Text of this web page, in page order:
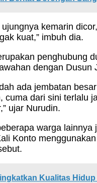
kemarin
kuat,” imbuh dia.
penghubung
dengan Dusun
ada jembatan
cuma dari sini terlalu
ujar Nurudin.
warga lainnya
Konto
Kualitas Hidup